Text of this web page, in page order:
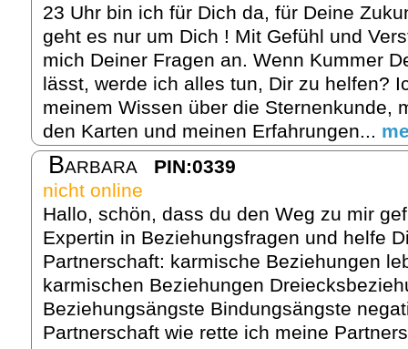
23 Uhr bin ich für Dich da, für Deine
geht es nur um Dich ! Mit Gefühl und
mich Deiner Fragen an. Wenn Kummer
lässt, werde ich alles tun, Dir zu helfen?
meinem Wissen über die Sternenkunde,
den Karten und meinen Erfahrungen...
Barbara
PIN:0339
nicht online
Hallo, schön, dass du den Weg zu mir
Expertin in Beziehungsfragen und helfe
Partnerschaft: karmische Beziehungen
karmischen Beziehungen
Beziehungsängste Bindungsängste
Partnerschaft wie rette ich meine